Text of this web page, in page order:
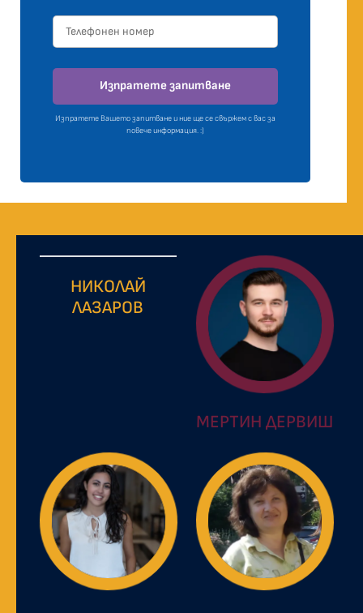
Изпратете запитване
Изпратете Вашето запитване и ние ще се свържем с вас за
повече информация. :)
НИКОЛАЙ
ЛАЗАРОВ
МЕРТИН ДЕРВИШ